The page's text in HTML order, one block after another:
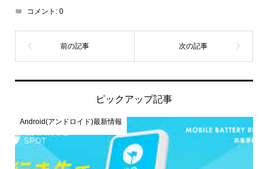
コメント: 0
ピックアップ記事
Android(アンドロイド)最新情報